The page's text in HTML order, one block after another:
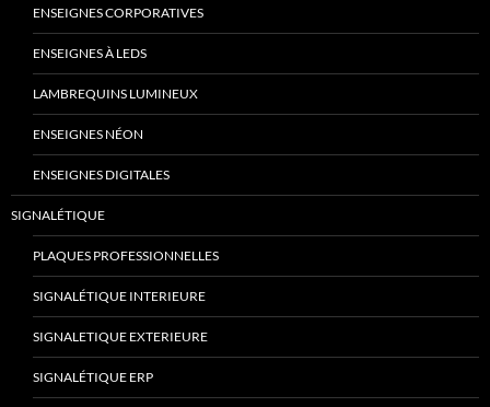
ENSEIGNES CORPORATIVES
ENSEIGNES À LEDS
LAMBREQUINS LUMINEUX
ENSEIGNES NÉON
ENSEIGNES DIGITALES
SIGNALÉTIQUE
PLAQUES PROFESSIONNELLES
SIGNALÉTIQUE INTERIEURE
SIGNALETIQUE EXTERIEURE
SIGNALÉTIQUE ERP